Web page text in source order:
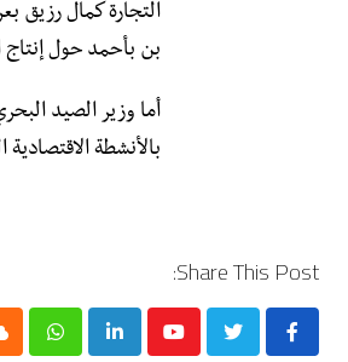
التجارة كمال رزيق
بن بأحمد حول إنتاج
أما وزير الصيد
بالأنشطة
Share This Post:
Youtube
LinkedIn